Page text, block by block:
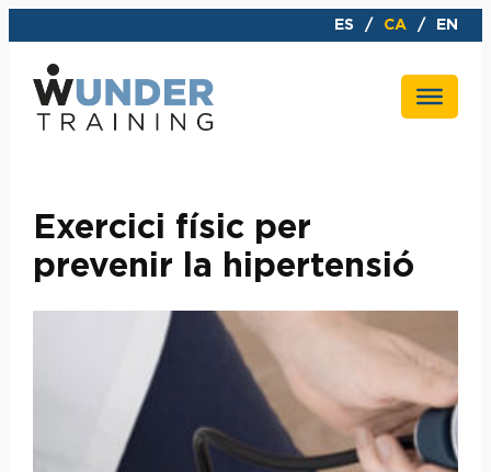
al
contingut
ES CA EN
Exercici físic per
prevenir la hipertensió